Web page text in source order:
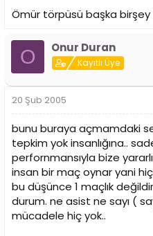
Ömür törpüsü başka birşey
O Onur Duran
Kayıtlı Üye
20 Şub 2005
bunu buraya açmamdaki
tepkim yok insanlığına..
perfornmansıyla bize
insan bir maç oynar yani
bu düşünce 1 maçlık
durum. ne asist ne sayı (
mücadele hiç yok..